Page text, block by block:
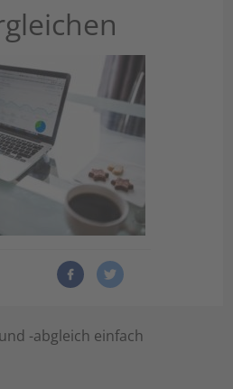
-abgleich einfach